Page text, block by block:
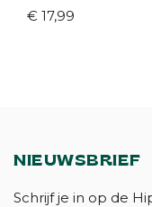
41)
€ 17,99
NIEUWSBRIEF
Schrijf je in op de